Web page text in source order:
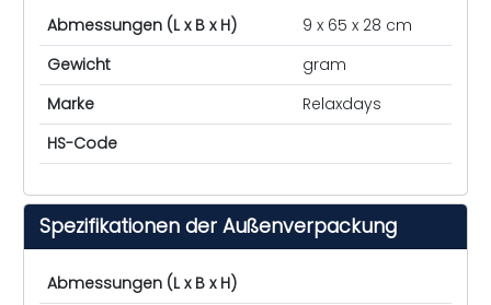
Abmessungen (L x B x H)
9 x 65 x 28 cm
Gewicht
gram
Marke
Relaxdays
HS-Code
Spezifikationen der Außenverpackung
Abmessungen (L x B x H)